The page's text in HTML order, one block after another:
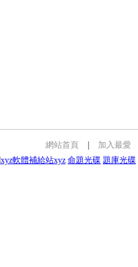
網站首頁
加入最愛
xyz軟體補給站xyz 命題光碟 題庫光碟